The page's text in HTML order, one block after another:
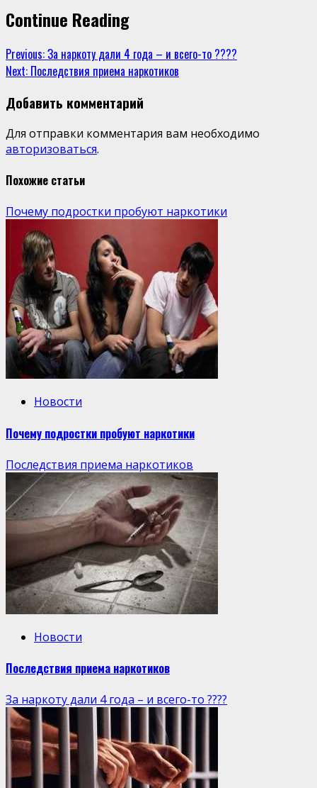
Continue Reading
Previous:За наркоту дали 4 года – и всего-то ????
Next: Последствия приема наркотиков
Добавить комментарий
Для отправки комментария вам необходимо
авторизоваться.
Похожие статьи
Почему подростки пробуют наркотики
Новости
Почему подростки пробуют наркотики
Последствия приема наркотиков
Новости
Последствия приема наркотиков
За наркоту дали 4 года – и всего-то ????